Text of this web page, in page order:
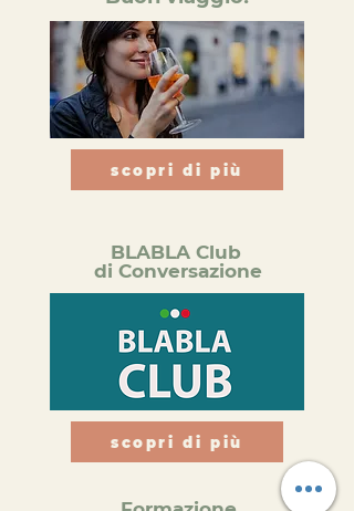
scopri di più
BLABLA Club
di Conversazione
scopri di più